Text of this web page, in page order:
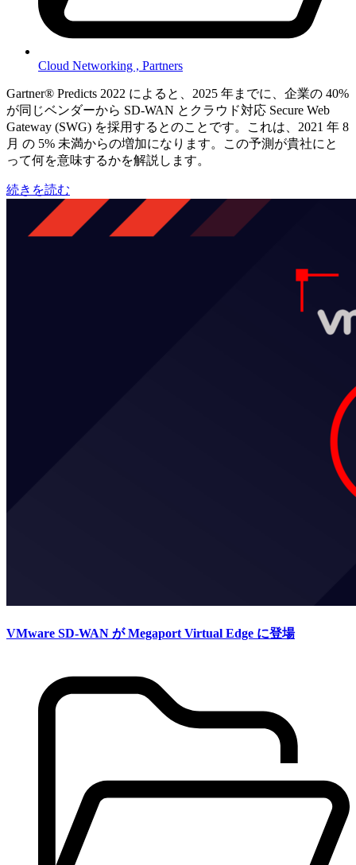
Cloud Networking , Partners
Gartner® Predicts 2022 によると、2025 年までに、企業の 40%
が同じベンダーから SD-WAN とクラウド対応 Secure Web
Gateway (SWG) を採用するとのことです。これは、2021 年 8
月 の 5% 未満からの増加になります。この予測が貴社にと
って何を意味するかを解説します。
続きを読む
VMware SD-WAN が Megaport Virtual Edge に登場